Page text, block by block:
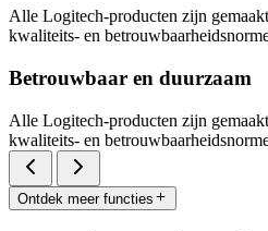
Alle Logitech-producten zijn
kwaliteits- en
Betrouwbaar en duurzaam
Alle Logitech-producten zijn
kwaliteits- en
Ontdek meer functies